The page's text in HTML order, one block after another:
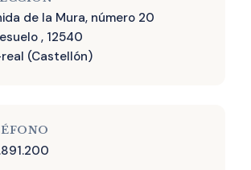
de la Mura, número 20
, 12540
(Castellón)